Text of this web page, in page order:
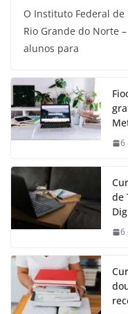
O Instituto Federal de
Rio Grande do Norte
alunos para
6
de
6